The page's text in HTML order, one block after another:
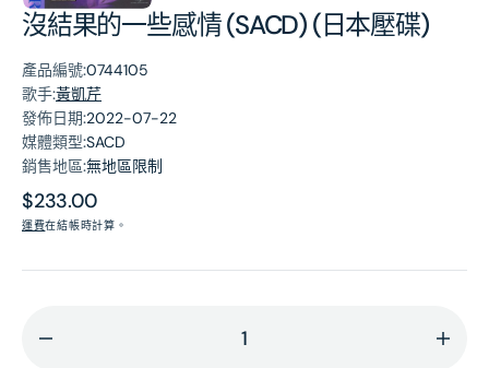
沒結果的一些感情 (SACD) (日本壓碟)
產品編號:0744105
歌手:黃凱芹
發佈日期:2022-07-22
媒體類型:SACD
銷售地區:無地區限制
原
價
$233.00
運費在結帳時計算。
增